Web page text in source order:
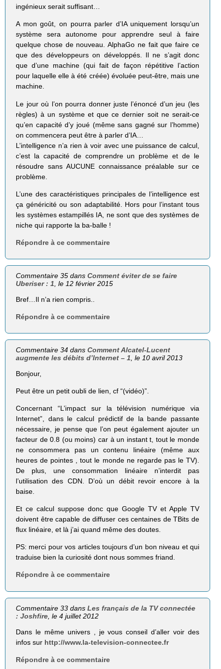
ingénieux serait suffisant…
A mon goût, on pourra parler d’IA uniquement lorsqu’un
système sera autonome pour apprendre seul à faire
quelque chose de nouveau. AlphaGo ne fait que faire ce
que des développeurs on développés. Il ne s’agit donc
que d’une machine (qui fait de façon répétitive l’action
pour laquelle elle à été créée) évoluée peut-être, mais une
machine.
Le jour où l’on pourra donner juste l’énoncé d’un jeu (les
règles) à un système et que ce dernier soit ne serait-ce
qu’en capacité d’y joué (même sans gagné sur l’homme)
on commencera peut être à parler d’IA…
L’intelligence n’a rien à voir avec une puissance de calcul,
c’est la capacité de comprendre un problème et de le
résoudre sans AUCUNE connaissance préalable sur ce
problème.
L’une des caractéristiques principales de l’intelligence est
ça généricité ou son adaptabilité. Hors pour l’instant tous
les systèmes estampillés IA, ne sont que des systèmes de
niche qui rapporte la ba-balle !
Répondre à ce commentaire
Commentaire 35 dansComment éviter de se faire
Uberiser : 1 , le 12 février 2015
Bref…Il n’a rien compris..
Répondre à ce commentaire
Commentaire 34 dansComment Alcatel-Lucent
augmente les débits d’Internet – 1 , le 10 avril 2013
Bonjour,
Peut être un petit oubli de lien, cf “(vidéo)”.
Concernant “L’impact sur la télé­vi­sion numérique via
Internet”, dans le calcul prédictif de la bande passante
nécessaire, je pense que l’on peut également ajouter un
facteur de 0.8 (ou moins) car à un instant t, tout le monde
ne consommera pas un contenu linéaire (même aux
heures de pointes , tout le monde ne regarde pas le TV).
De plus, une consom­mation linéaire n’interdit pas
l’utilisation des CDN. D’où un débit revoir encore à la
baise.
Et ce calcul suppose donc que Google TV et Apple TV
doivent être capable de diffuser ces centaines de TBits de
flux linéaire, et là j’ai quand même des doutes.
PS: merci pour vos articles toujours d’un bon niveau et qui
traduise bien la curiosité dont nous sommes friand.
Répondre à ce commentaire
Commentaire 33 dansLes français de la TV connectée
: Joshfire , le 4 juillet 2012
Dans le même univers , je vous conseil d’aller voir des
infos sur http://www.la-television-connectee.fr
Répondre à ce commentaire